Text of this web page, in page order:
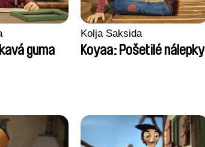
guma
Kolja Saksida
Koyaa: Pošetilé nálepky